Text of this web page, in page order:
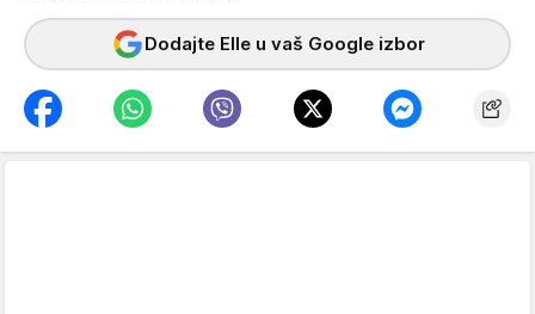
Dodajte Elle u vaš Google izbor